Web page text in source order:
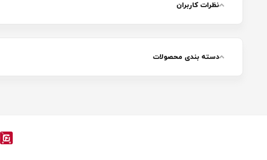
نظرات کاربران
دسته بندی محصولات